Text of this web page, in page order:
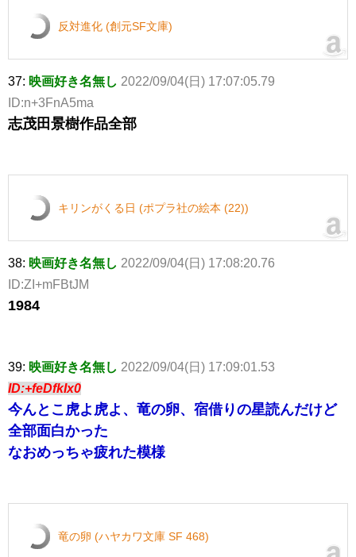
反対進化 (創元SF文庫)
37: 映画好き名無し 2022/09/04(日) 17:07:05.79
ID:n+3FnA5ma
志茂田景樹作品全部
キリンがくる日 (ポプラ社の絵本 (22))
38: 映画好き名無し 2022/09/04(日) 17:08:20.76
ID:ZI+mFBtJM
1984
39: 映画好き名無し 2022/09/04(日) 17:09:01.53
ID:+feDfkIx0
今んとこ虎よ虎よ、竜の卵、宿借りの星読んだけど
全部面白かった
なおめっちゃ疲れた模様
竜の卵 (ハヤカワ文庫 SF 468)